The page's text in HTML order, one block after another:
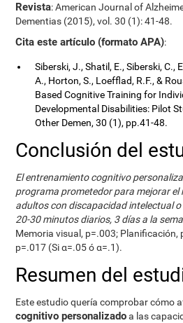
Revista: American Journal of
Dementias (2015), vol. 30 (1): 41-48.
Cita este artículo (formato APA):
Siberski, J., Shatil, E., Siberski, C.,
A., Horton, S., Loefflad, R.F., &
Based Cognitive Training for
Developmental Disabilities: Pilot
Other Demen, 30 (1), pp.41-48.
Conclusión del
El entrenamiento cognitivo
programa prometedor para mejorar el
adultos con discapacidad intelectual
20-30 minutos diarios, 3 días a la
Memoria visual, p=.003; Planificación,
p=.017 (Si α=.05 ó α=.1).
Resumen del
Este estudio quería comprobar cómo
cognitivo personalizadoa las